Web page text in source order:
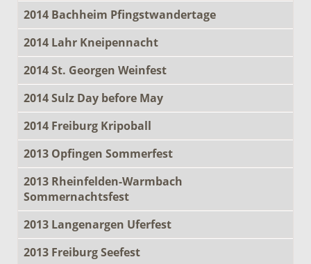
2014 Bachheim Pfingstwandertage
2014 Lahr Kneipennacht
2014 St. Georgen Weinfest
2014 Sulz Day before May
2014 Freiburg Kripoball
2013 Opfingen Sommerfest
2013 Rheinfelden-Warmbach
Sommernachtsfest
2013 Langenargen Uferfest
2013 Freiburg Seefest